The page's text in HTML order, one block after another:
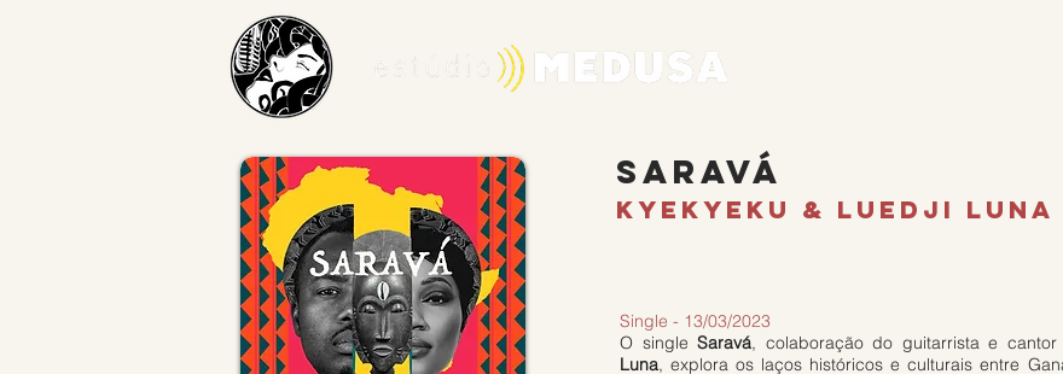
SaravÁ
Kyekyeku & Luedji Luna
Single - 13/03/2023
O singleSaravá, colaboração do guitarrista e cantor
Luna, explora os laços históricos e culturais entre